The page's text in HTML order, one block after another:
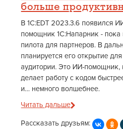
больше
В 1С:EDT 2023.3.6 появился
помощник 1С:Напарник - пока
пилота для партнеров. В
планируется его открытие
аудитории. Это ИИ-помощник,
делает работу с кодом
и… немного волшебнее.
Читать дальше
Рассказать друзьям: